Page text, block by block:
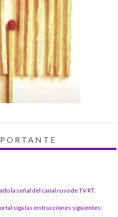
la señal del canal ruso de TV RT.
siga las instrucciones siguientes: